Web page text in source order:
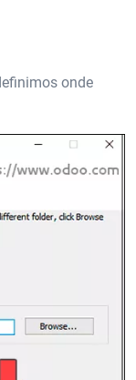
onde